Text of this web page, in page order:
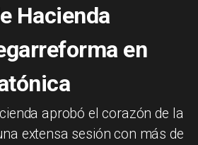
Hacienda
en
aprobó el corazón de la
extensa sesión con más de